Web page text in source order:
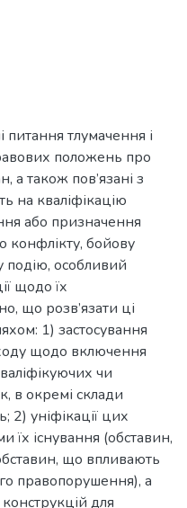
питання тлумачення і
положень про
а також пов’язані з
на кваліфікацію
або призначення
конфлікту, бойову
подію, особливий
щодо їх
що розв’язати ці
1) застосування
щодо включення
чи
в окремі склади
уніфікації цих
їх існування (обставин,
що впливають
правопорушення), а
для